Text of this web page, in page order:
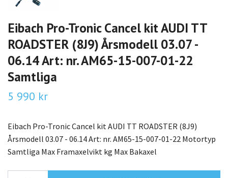
Eibach Pro-Tronic Cancel kit AUDI TT
ROADSTER (8J9) Årsmodell 03.07 -
06.14 Art: nr. AM65-15-007-01-22
Samtliga
5 990 kr
Eibach Pro-Tronic Cancel kit AUDI TT ROADSTER (8J9)
Årsmodell 03.07 - 06.14 Art: nr. AM65-15-007-01-22 Motortyp
Samtliga Max Framaxelvikt kg Max Bakaxel